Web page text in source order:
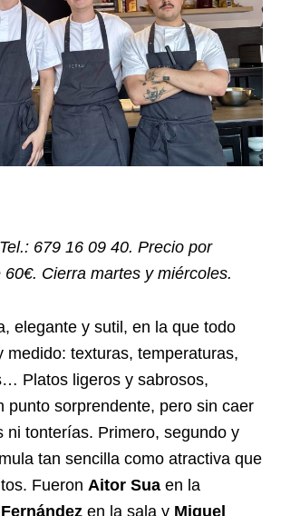
679 16 09 40. Precio por
Cierra martes y miércoles.
elegante y sutil, en la que todo
medido: texturas, temperaturas,
Platos ligeros y sabrosos,
punto sorprendente, pero sin caer
ni tonterías. Primero, segundo y
tan sencilla como atractiva que
Fueron Aitor Sua en la
en la sala y Miguel